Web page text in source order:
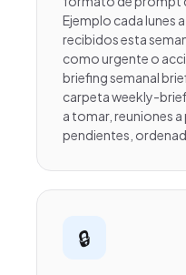
Ejemplo cada lunes
recibidos esta
como urgente o
briefing semanal
carpeta weekly-
a tomar, reuniones
pendientes,
🔒